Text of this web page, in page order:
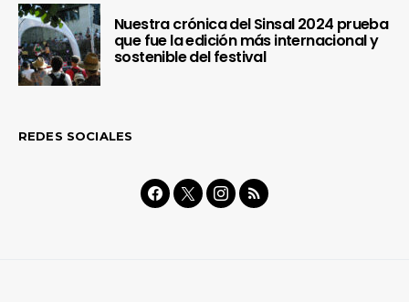
Nuestra crónica del Sinsal 2024 prueba
que fue la edición más internacional y
sostenible del festival
REDES SOCIALES